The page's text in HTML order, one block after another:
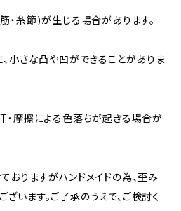
・糸節)が生じる場合があります。
、小さな凸や凹ができることがありま
・摩擦による色落ちが起きる場合が
おりますがハンドメイドの為、歪み
います。ご了承のうえで、ご検討く